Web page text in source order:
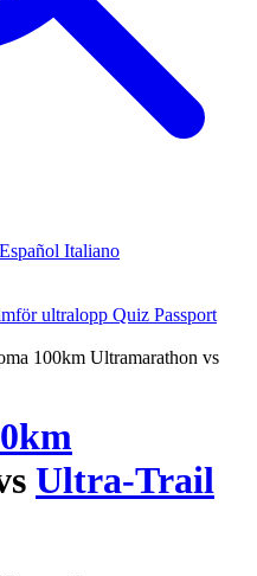
Español Italiano
ultralopp Quiz Passport
100km Ultramarathon vs
Ultra-Trail